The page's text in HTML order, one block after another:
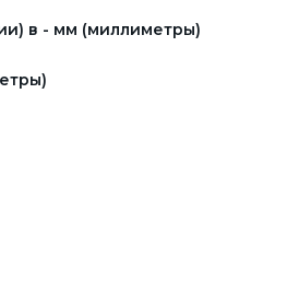
в - мм (миллиметры)